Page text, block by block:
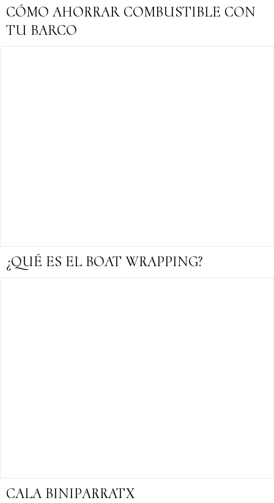
CÓMO AHORRAR COMBUSTIBLE CON
TU BARCO
¿QUÉ ES EL BOAT WRAPPING?
CALA BINIPARRATX